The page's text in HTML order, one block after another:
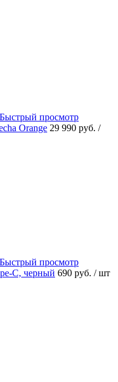
Быстрый просмотр
Orange 29 990 руб. /
Быстрый просмотр
C, черный 690 руб. / шт